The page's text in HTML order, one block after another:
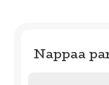
Nappaa